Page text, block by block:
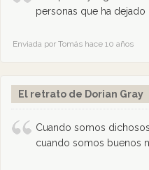
personas que ha dejado
Enviada por Tomás hace 10 años
El retrato de Dorian Gray
Cuando somos
cuando somos buenos